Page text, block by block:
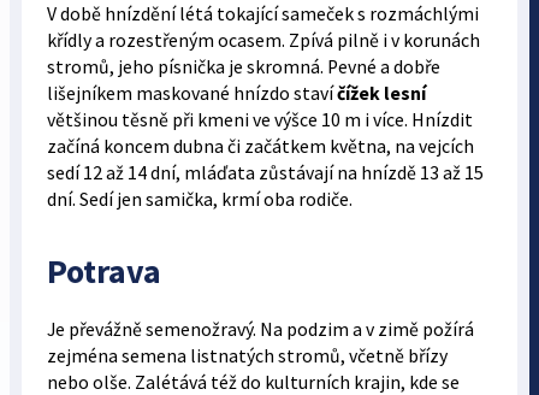
V době hnízdění létá tokající sameček s rozmáchlými
křídly a rozestřeným ocasem. Zpívá pilně i v korunách
stromů, jeho písnička je skromná. Pevné a dobře
lišejníkem maskované hnízdo stavíčížek lesní
většinou těsně při kmeni ve výšce 10 m i více. Hnízdit
začíná koncem dubna či začátkem května, na vejcích
sedí 12 až 14 dní, mláďata zůstávají na hnízdě 13 až 15
dní. Sedí jen samička, krmí oba rodiče.
Potrava
Je převážně semenožravý. Na podzim a v zimě požírá
zejména semena listnatých stromů, včetně břízy
nebo olše. Zalétává též do kulturních krajin, kde se